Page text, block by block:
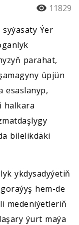
11829
Ýer
parahat,
üpjün
esaslanyp,
halkara
bilelikdäki
ykdysadyýetiň
hem-de
medeniýetleriň
ýurt maýa